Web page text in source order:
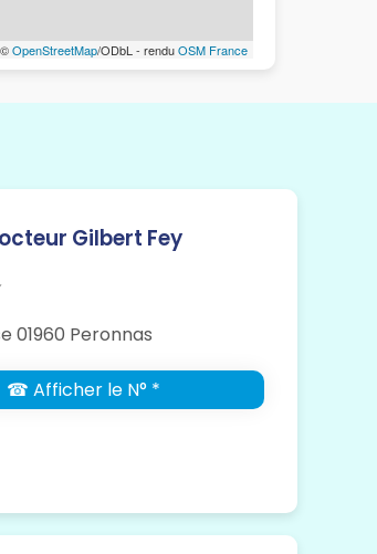
OpenStreetMap/ODbL - renduOSM France
Gilbert Fey
01960 Peronnas
☎ Afficher le N° *